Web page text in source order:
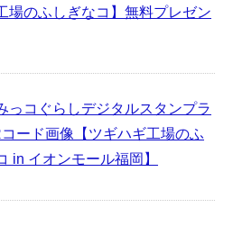
場のふしぎなコ】無料プレゼン
っコぐらしデジタルスタンプラ
コード画像【ツギハギ工場のふ
in イオンモール福岡】